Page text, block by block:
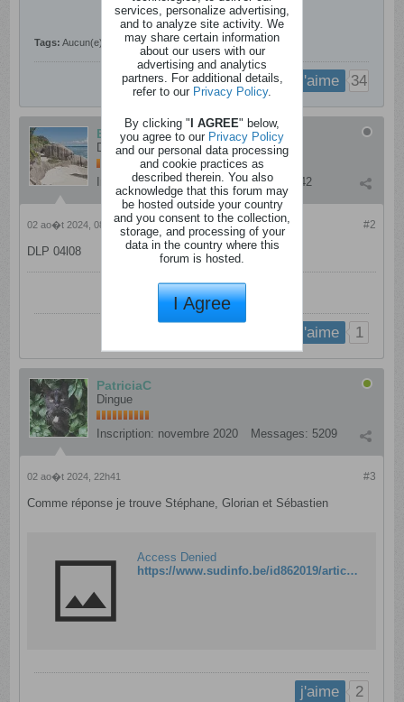
Tags: Aucun(e)
j'aime 34
Balajo
Dingo
Inscription: mars 2012 Messages: 3342
#2
02 ao�t 2024, 08h36
DLP 04l08
j'aime 1
PatriciaC
Dingue
Inscription: novembre 2020 Messages: 5209
#3
02 ao�t 2024, 22h41
Comme réponse je trouve Stéphane, Glorian et Sébastien
Access Denied
https://www.sudinfo.be/id862019/article/2024-07-26/vous-voulez-faire-expertiser-vos-objets-par-les-acheteurs-daffaire-conclue-la
j'aime 2
services, personalize advertising,
and to analyze site activity. We
may share certain information
about our users with our
advertising and analytics
partners. For additional details,
refer to our Privacy Policy.
By clicking "I AGREE" below,
you agree to our Privacy Policy
and our personal data processing
and cookie practices as
described therein. You also
acknowledge that this forum may
be hosted outside your country
and you consent to the collection,
storage, and processing of your
data in the country where this
forum is hosted.
I Agree